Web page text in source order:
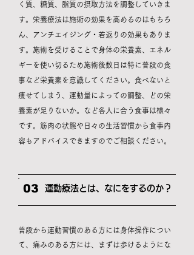
く質、糖質、脂質の摂取方法を調整していきま
す。​栄養療法は施術の効果を高めるのはもちろ
ん、アンチエイジング・若返りの効果もありま
す。​施術を受けることで身体の栄養素、エネル
ギーを使い切るため施術後数日は特に普段の食
事など栄養素を意識してください。食べないと
痩せてしまう、運動量によっての調整、どの栄
養素が足りないか。など各人に合う食事は様々
です。筋肉の状態や日々の生活習慣から食事内
容もアドバイスできますのでご相談ください。
03 運動療法とは、なにをするのか？
普段から運動習慣のある方には身体操作につい
て、痛みのある方には、まずは歩けるようにな